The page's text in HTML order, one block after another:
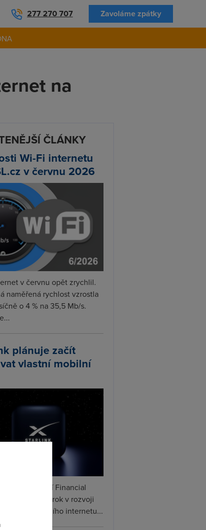
277 270 707 Zavoláme zpátky
na
ČLÁNKY
Wi-Fi internetu
v červnu 2026
v červnu opět zrychlil.
naměřená rychlost vzrostla
o 4 % na 35,5 Mb/s.
plánuje začít
vlastní mobilní
podle informací Financial
další krok v rozvoji
Vedle satelitního internetu...